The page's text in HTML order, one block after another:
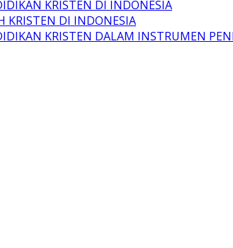
KRISTEN DI INDONESIA
KRISTEN DI INDONESIA
KRISTEN DALAM INSTRUMEN